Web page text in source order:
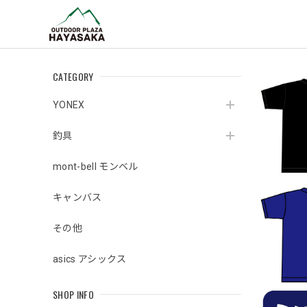
CATEGORY
YONEX
釣具
mont-bell モンベル
キャンバス
その他
asics アシックス
SHOP INFO